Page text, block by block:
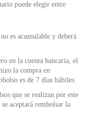
puede elegir entre
es acumulable y deberá
en la cuenta bancaria, el
la compra en
es de 7 días hábiles.
que se realizan por este
aceptará rembolsar la